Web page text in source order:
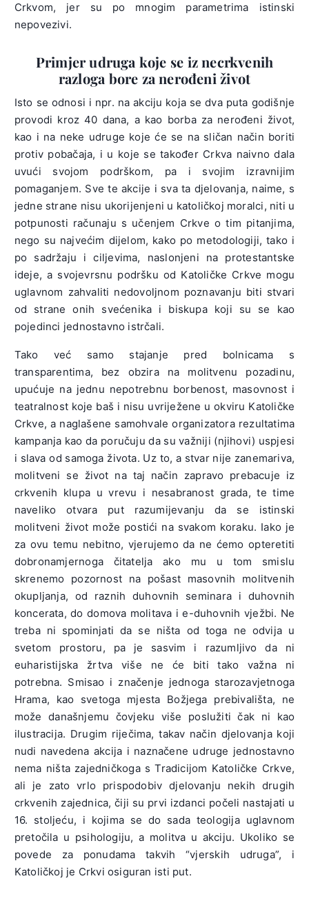
Crkvom, jer su po mnogim parametrima istinski
nepovezivi.
Primjer udruga koje se iz necrkvenih
razloga bore za nerođeni život
Isto se odnosi i npr. na akciju koja se dva puta godišnje
provodi kroz 40 dana, a kao borba za nerođeni život,
kao i na neke udruge koje će se na sličan način boriti
protiv pobačaja, i u koje se također Crkva naivno dala
uvući svojom podrškom, pa i svojim izravnijim
pomaganjem. Sve te akcije i sva ta djelovanja, naime, s
jedne strane nisu ukorijenjeni u katoličkoj moralci, niti u
potpunosti računaju s učenjem Crkve o tim pitanjima,
nego su najvećim dijelom, kako po metodologiji, tako i
po sadržaju i ciljevima, naslonjeni na protestantske
ideje, a svojevrsnu podršku od Katoličke Crkve mogu
uglavnom zahvaliti nedovoljnom poznavanju biti stvari
od strane onih svećenika i biskupa koji su se kao
pojedinci jednostavno istrčali.
Tako već samo stajanje pred bolnicama s
transparentima, bez obzira na molitvenu pozadinu,
upućuje na jednu nepotrebnu borbenost, masovnost i
teatralnost koje baš i nisu uvriježene u okviru Katoličke
Crkve, a naglašene samohvale organizatora rezultatima
kampanja kao da poručuju da su važniji (njihovi) uspjesi
i slava od samoga života. Uz to, a stvar nije zanemariva,
molitveni se život na taj način zapravo prebacuje iz
crkvenih klupa u vrevu i nesabranost grada, te time
naveliko otvara put razumijevanju da se istinski
molitveni život može postići na svakom koraku. Iako je
za ovu temu nebitno, vjerujemo da ne ćemo opteretiti
dobronamjernoga čitatelja ako mu u tom smislu
skrenemo pozornost na pošast masovnih molitvenih
okupljanja, od raznih duhovnih seminara i duhovnih
koncerata, do domova molitava i e-duhovnih vježbi. Ne
treba ni spominjati da se ništa od toga ne odvija u
svetom prostoru, pa je sasvim i razumljivo da ni
euharistijska žrtva više ne će biti tako važna ni
potrebna. Smisao i značenje jednoga starozavjetnoga
Hrama, kao svetoga mjesta Božjega prebivališta, ne
može današnjemu čovjeku više poslužiti čak ni kao
ilustracija. Drugim riječima, takav način djelovanja koji
nudi navedena akcija i naznačene udruge jednostavno
nema ništa zajedničkoga s Tradicijom Katoličke Crkve,
ali je zato vrlo prispodobiv djelovanju nekih drugih
crkvenih zajednica, čiji su prvi izdanci počeli nastajati u
16. stoljeću, i kojima se do sada teologija uglavnom
pretočila u psihologiju, a molitva u akciju. Ukoliko se
povede za ponudama takvih “vjerskih udruga”, i
Katoličkoj je Crkvi osiguran isti put.